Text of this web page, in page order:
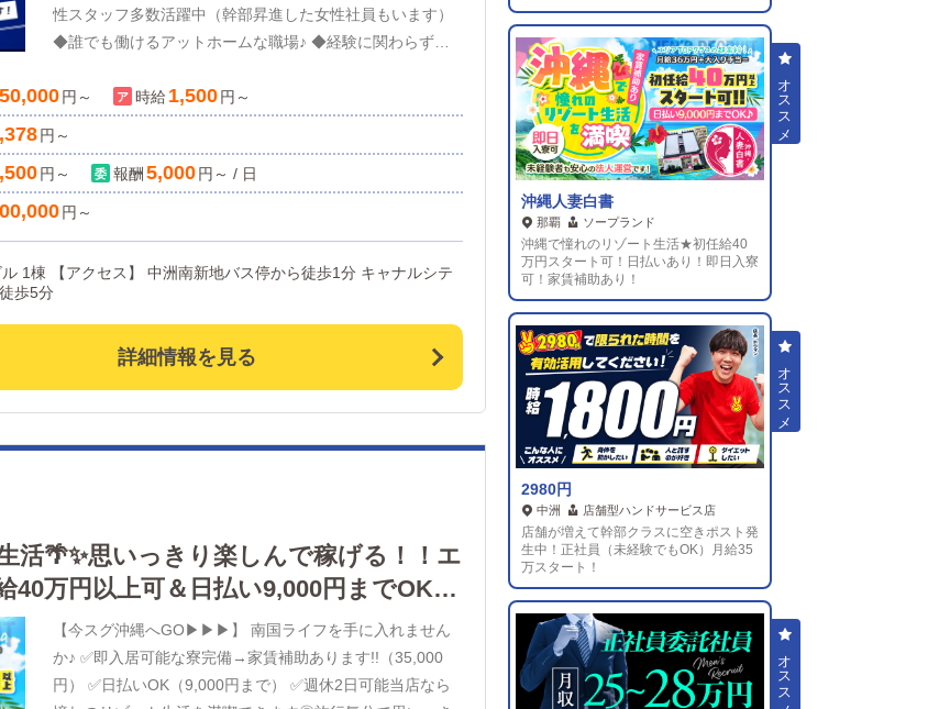
性スタッフ多数活躍中（幹部昇進した女性社員もいます）
◆誰でも働けるアットホームな職場♪ ◆経験に関わらずス
る社内イベント多数（もちろん参加は自由です！） ◆福利
日数108日以上（週休2日制・有給休暇あり） 学歴・職
歴・性別不問！ 人柄重視の採用です！！
・・・・・・・・・・・・・ 【お店について】 当店
にオープン以来、多くのお客様にご愛顧いただき大盛況！
口コミ数も1,000件を超える人気店となりました。 一緒に
業拡大を進めてくれるような、未来の幹部候補も募集中で
す！！ ・・・・・・・・・・・・・ 企業理念：笑顔・
される会社を目指しています。 社員平均年収：725万円
女性主任▶年収640万円 マネージャー▶年収770万円 取締
役▶年収1200万円 アルバイトも高時給で昇給あり！ あり
がたいことに毎日業務が忙しい日々ですが、 みんな楽しみ
ながら頑張っています٩(｡•ω•｡*)و ♥
・・・・・・・・・・・・・ 事業拡大中につき、 稼ぎた
い方は今がチャンス！！ 学歴、経験、性別不問、未経験
円～ 時給 1,500円～
円～
円～ 報酬 5,000円～ / 日
円～
キャナルシテ
歩5分
詳細情報を見る
活🌴✨思いっきり楽しんで稼げる！！エ
40万円以上可＆日払い9,000円までOK♪
験者も安心の法人運営です♪
【今スグ沖縄へGO▶▶▶】 南国ライフを手に入れません
か♪ ✅即入居可能な寮完備→家賃補助あります!!（35,000
円） ✅日払いOK（9,000円まで） ✅週休2日可能当店なら
沖縄人妻白書
那覇 ソープランド
沖縄で憧れのリゾート生活★初任給40
万円スタート可！日払いあり！即日入寮
可！家賃補助あり！
2980円
中洲 店舗型ハンドサービス店
店舗が増えて幹部クラスに空きポスト発
生中！正社員（未経験でもOK）月給35
万スタート！